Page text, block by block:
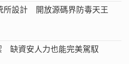
所設計 開放源碼界防毒天王
缺資安人力也能完美駕馭